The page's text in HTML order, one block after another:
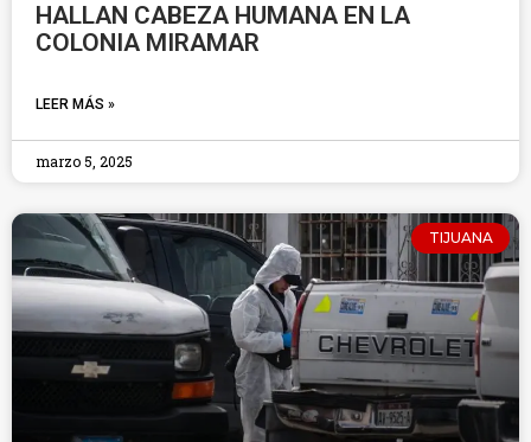
HALLAN CABEZA HUMANA EN LA
COLONIA MIRAMAR
LEER MÁS »
marzo 5, 2025
TIJUANA